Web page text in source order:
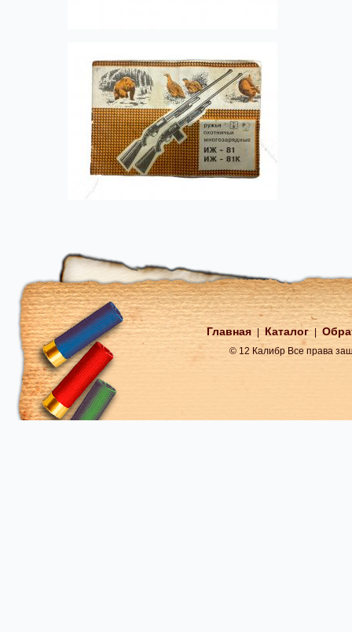
Главная Каталог
© 12 Калибр Все права